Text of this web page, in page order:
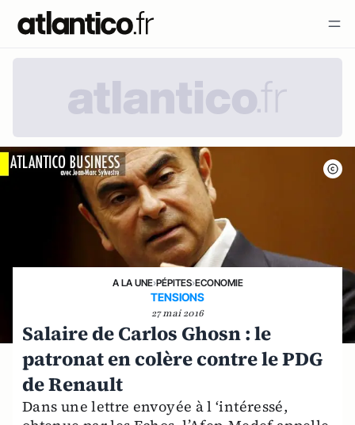
A LA UNE›PÉPITES›ECONOMIE
TENSIONS
27 mai 2016
Salaire de Carlos Ghosn : le
patronat en colère contre le PDG
de Renault
Dans une lettre envoyée à l ‘intéressé,